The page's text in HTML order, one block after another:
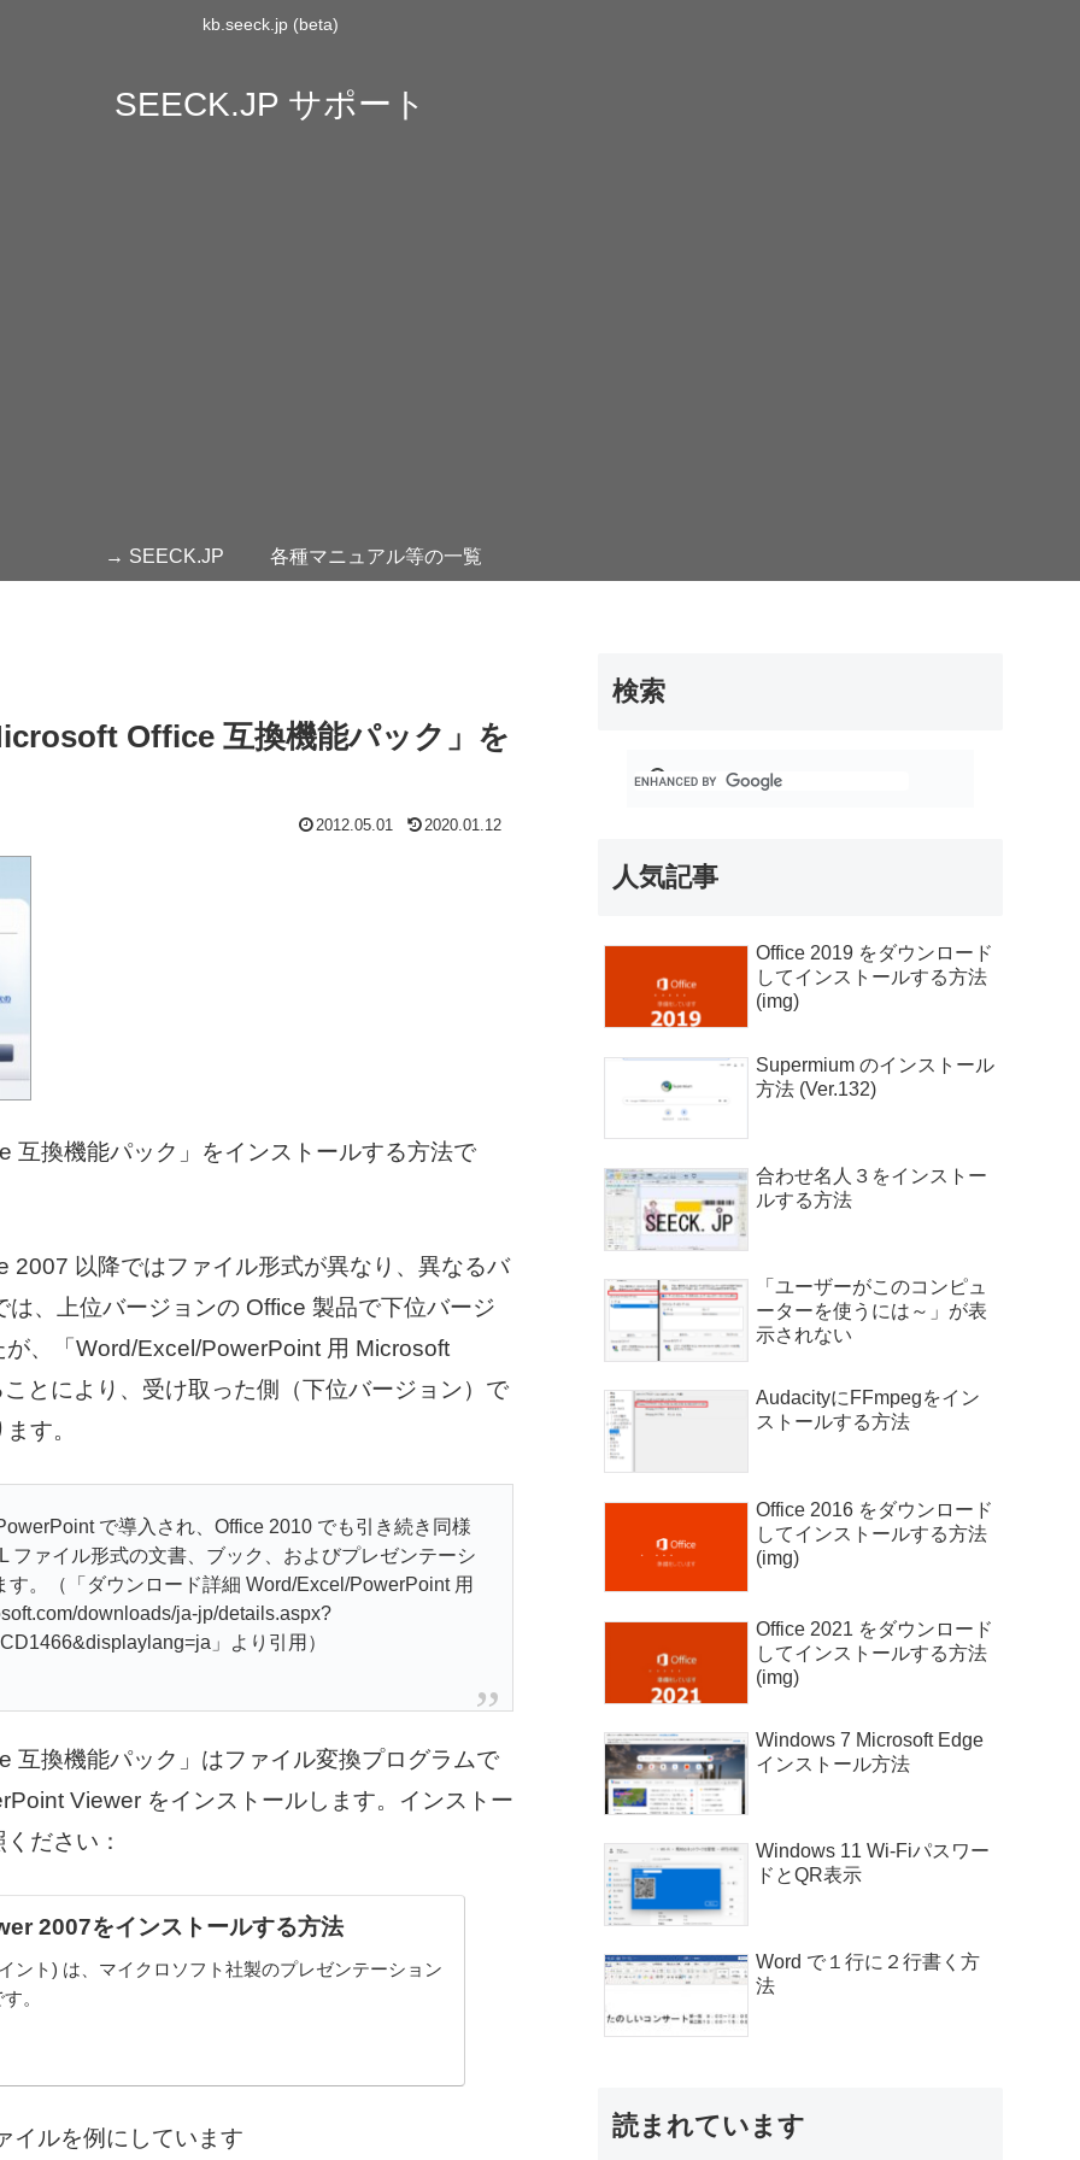
kb.seeck.jp (beta)
SEECK.JP サポート
→ SEECK.JP 各種マニュアル等の一覧
Office 互換機能パック」を
2012.05.01 2020.01.12
互換機能パック」をインストールする方法で
以降ではファイル形式が異なり、異なるバ
、上位バージョンの Office 製品で下位バージ
、「Word/Excel/PowerPoint 用 Microsoft
とにより、受け取った側（下位バージョン）で
す。
で導入され、Office 2010 でも引き続き同様
ファイル形式の文書、ブック、およびプレゼンテーシ
。（「ダウンロード詳細 Word/Excel/PowerPoint 用
downloads/ja-jp/details.aspx?
」より引用）
互換機能パック」はファイル変換プログラムで
Viewer をインストールします。インストー
ださい：
2007をインストールする方法
ント) は、マイクロソフト社製のプレゼンテーション
。
ルを例にしています
検索
人気記事
Office 2019 をダウンロード
してインストールする方法
(img)
Supermium のインストール
方法 (Ver.132)
合わせ名人３をインストー
ルする方法
「ユーザーがこのコンピュ
ーターを使うには～」が表
示されない
AudacityにFFmpegをイン
ストールする方法
Office 2016 をダウンロード
してインストールする方法
(img)
Office 2021 をダウンロード
してインストールする方法
(img)
Windows 7 Microsoft Edge
インストール方法
Windows 11 Wi-Fiパスワー
ドとQR表示
Word で１行に２行書く方
法
読まれています